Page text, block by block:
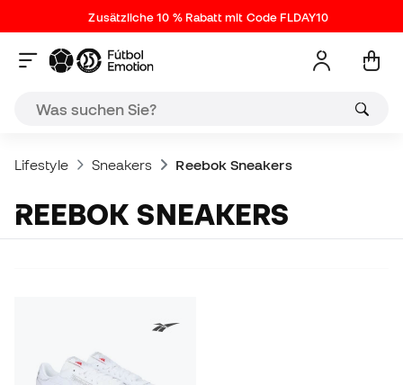
Zusätzliche 10 % Rabatt mit Code FLDAY10
Lifestyle Sneakers Reebok Sneakers
REEBOK SNEAKERS